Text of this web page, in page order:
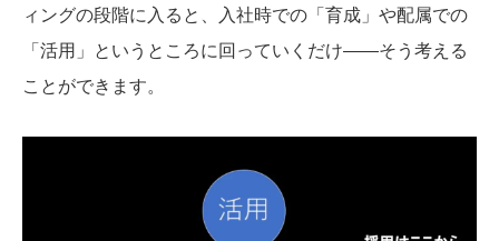
ィングの段階に入ると、入社時での「育成」や配属での
「活用」というところに回っていくだけ――そう考える
ことができます。